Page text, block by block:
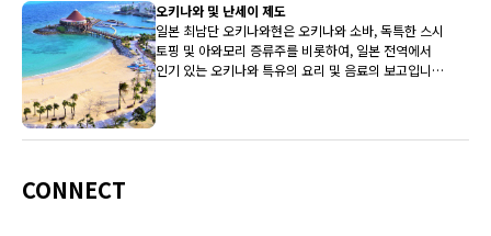
오키나와 및 난세이 제도
일본 최남단 오키나와현은 오키나와 소바, 독특한 스시
토핑 및 아와모리 증류주를 비롯하여, 일본 전역에서
인기 있는 오키나와 특유의 요리 및 음료의 보고입니
CONNECT